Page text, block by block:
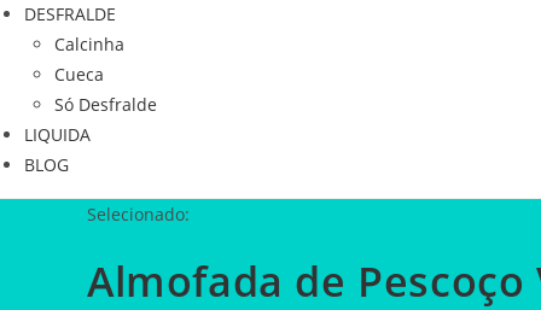
DESFRALDE
Calcinha
Cueca
Só Desfralde
LIQUIDA
BLOG
Selecionado:
Almofada de Pescoço